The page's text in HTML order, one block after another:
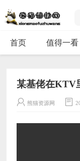
首页 值得一看
某基佬在KTV
熊猫资源网